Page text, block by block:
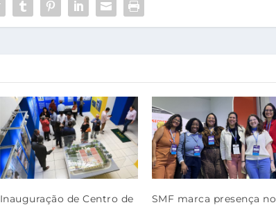
Inauguração de Centro de SMF marca presença no